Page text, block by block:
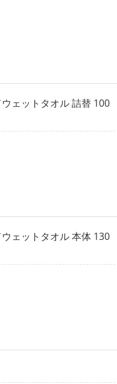
ェットタオル 詰替 100
ェットタオル 本体 130